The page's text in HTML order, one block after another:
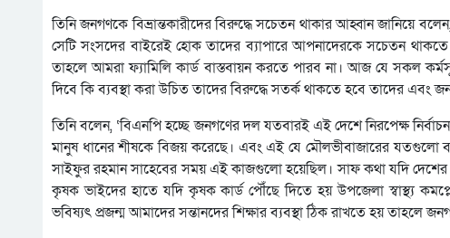
তিনি জনগণকে বিভ্রান্তকারীদের বিরুদ্ধে সচেতন থাকার আহ্বান জানিয়ে
সেটি সংসদের বাইরেই হোক তাদের ব্যাপারে আপনাদেরকে সচেতন
তাহলে আমরা ফ্যামিলি কার্ড বাস্তবায়ন করতে পারব না। আজ যে সকল
দিবে কি ব্যবস্থা করা উচিত তাদের বিরুদ্ধে সতর্ক থাকতে হবে তাদের এবং
তিনি বলেন, ‘বিএনপি হচ্ছে জনগণের দল যতবারই এই দেশে নিরপেক্ষ
মানুষ ধানের শীষকে বিজয় করেছে। এবং এই যে মৌলভীবাজারের
সাইফুর রহমান সাহেবের সময় এই কাজগুলো হয়েছিল। সাফ কথা যদি দেশের
কৃষক ভাইদের হাতে যদি কৃষক কার্ড পৌঁছে দিতে হয় উপজেলা স্বাস্থ্য
ভবিষ্যৎ প্রজন্ম আমাদের সন্তানদের শিক্ষার ব্যবস্থা ঠিক রাখতে হয় তাহলে